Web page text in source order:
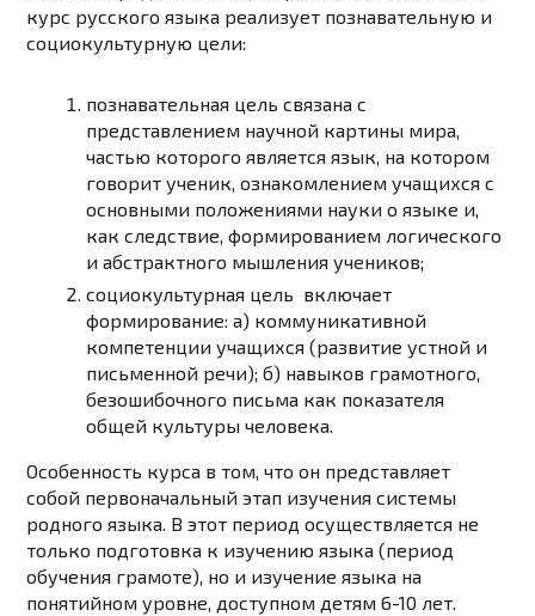
курс русского языка реализует познавательную и
социокультурную цели:
познавательная цельсвязана с
представлением научной картины мира,
частью которого является язык, на котором
говорит ученик, ознакомлением учащихся с
основными положениями науки о языке и,
как следствие, формированием логического
и абстрактного мышления учеников;
социокультурная цель включает
формирование: а) коммуникативной
компетенции учащихся (развитие устной и
письменной речи); б) навыков грамотного,
безошибочного письма как показателя
общей культуры человека.
Особенность курса в том, что он представляет
собой первоначальный этап изучения системы
родного языка. В этот период осуществляется не
только подготовка к изучению языка (период
обучения грамоте), но и изучение языка на
понятийном уровне, доступном детям 6-10 лет.